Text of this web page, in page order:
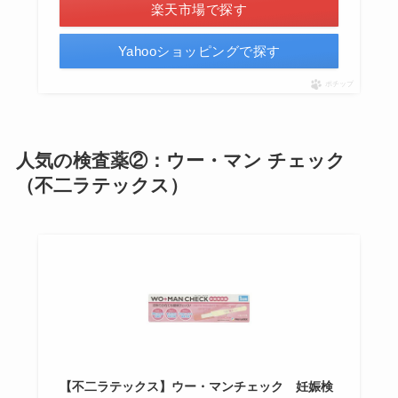
楽天市場で探す
Yahooショッピングで探す
ポチップ
人気の検査薬②：ウー・マン チェック
（不二ラテックス）
【不二ラテックス】ウー・マンチェック 妊娠検